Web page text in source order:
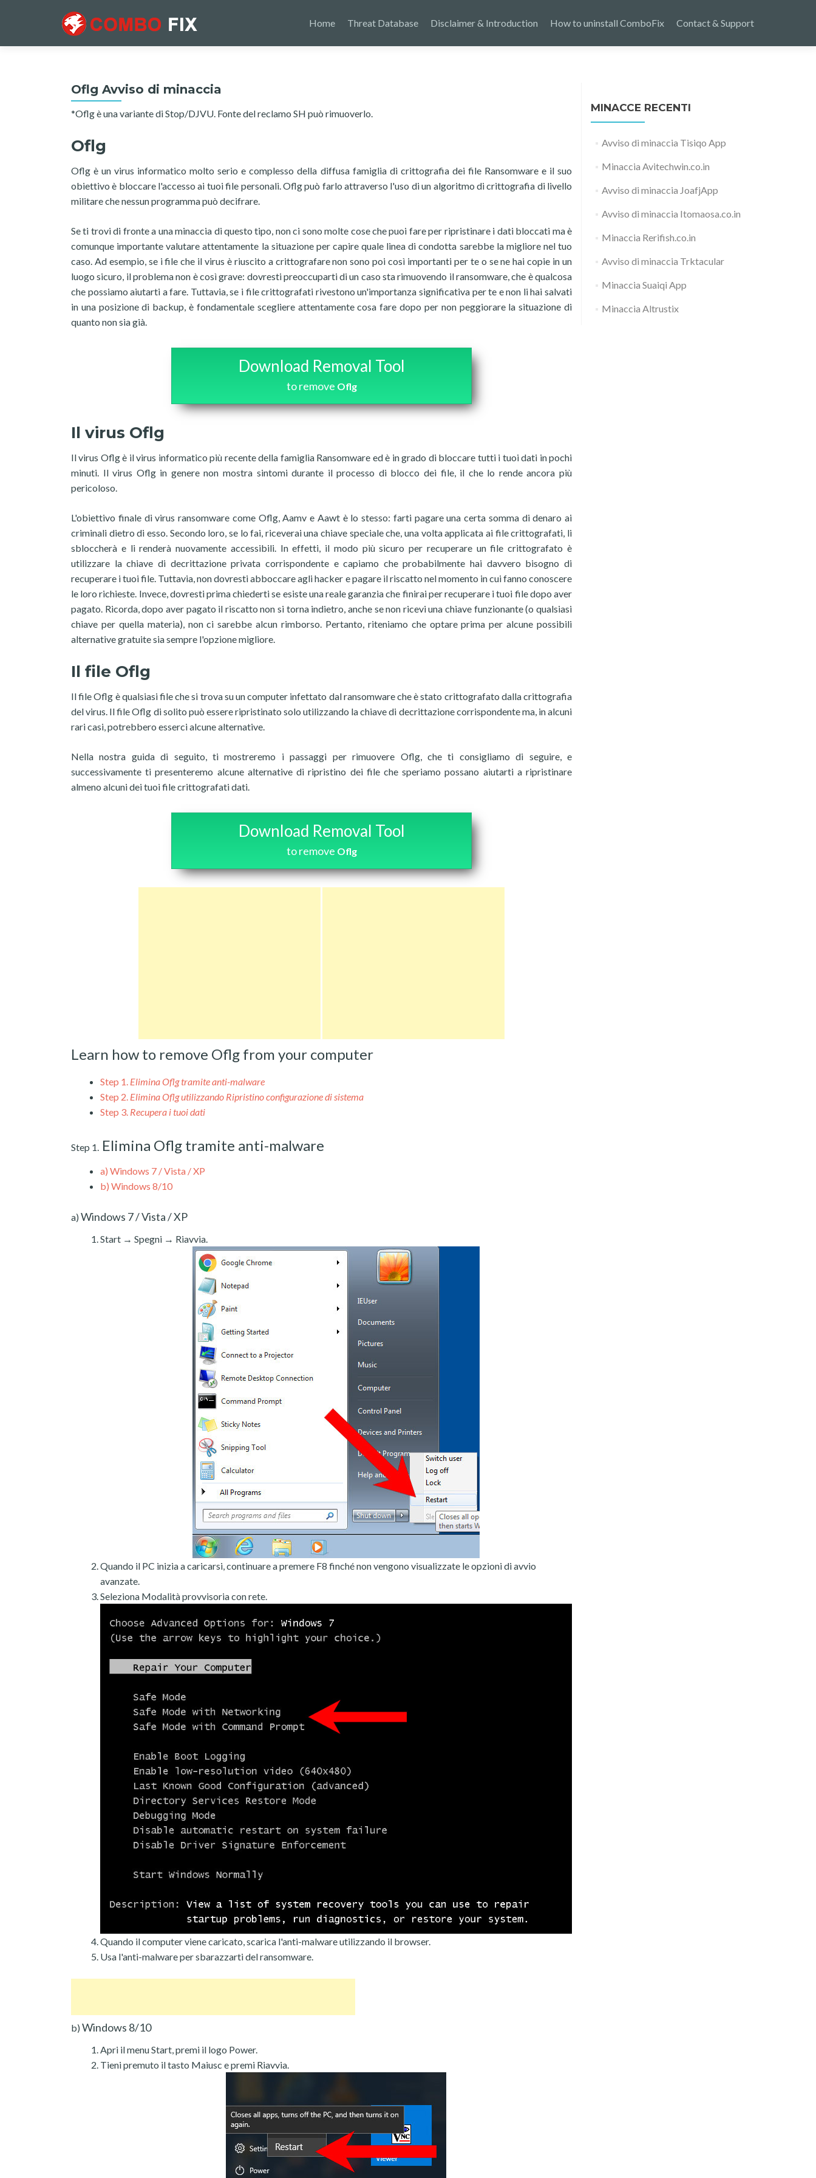
Home Threat Database Disclaimer & Introduction How to uninstall ComboFix Contact & Support
Oflg Avviso di minaccia
*Oflg è una variante di Stop/DJVU. Fonte del reclamo SH può rimuoverlo.
Oflg
Oflg è un virus informatico molto serio e complesso della diffusa famiglia di crittografia dei file Ransomware e il suo
obiettivo è bloccare l'accesso ai tuoi file personali. Oflg può farlo attraverso l'uso di un algoritmo di crittografia di livello
militare che nessun programma può decifrare.
Se ti trovi di fronte a una minaccia di questo tipo, non ci sono molte cose che puoi fare per ripristinare i dati bloccati ma è
comunque importante valutare attentamente la situazione per capire quale linea di condotta sarebbe la migliore nel tuo
caso. Ad esempio, se i file che il virus è riuscito a crittografare non sono poi così importanti per te o se ne hai copie in un
luogo sicuro, il problema non è così grave: dovresti preoccuparti di un caso sta rimuovendo il ransomware, che è qualcosa
che possiamo aiutarti a fare. Tuttavia, se i file crittografati rivestono un'importanza significativa per te e non li hai salvati
in una posizione di backup, è fondamentale scegliere attentamente cosa fare dopo per non peggiorare la situazione di
quanto non sia già.
Download Removal Tool
to remove Oflg
Il virus Oflg
Il virus Oflg è il virus informatico più recente della famiglia Ransomware ed è in grado di bloccare tutti i tuoi dati in pochi
minuti. Il virus Oflg in genere non mostra sintomi durante il processo di blocco dei file, il che lo rende ancora più
pericoloso.
L'obiettivo finale di virus ransomware come Oflg, Aamv e Aawt è lo stesso: farti pagare una certa somma di denaro ai
criminali dietro di esso. Secondo loro, se lo fai, riceverai una chiave speciale che, una volta applicata ai file crittografati, li
sbloccherà e li renderà nuovamente accessibili. In effetti, il modo più sicuro per recuperare un file crittografato è
utilizzare la chiave di decrittazione privata corrispondente e capiamo che probabilmente hai davvero bisogno di
recuperare i tuoi file. Tuttavia, non dovresti abboccare agli hacker e pagare il riscatto nel momento in cui fanno conoscere
le loro richieste. Invece, dovresti prima chiederti se esiste una reale garanzia che finirai per recuperare i tuoi file dopo aver
pagato. Ricorda, dopo aver pagato il riscatto non si torna indietro, anche se non ricevi una chiave funzionante (o qualsiasi
chiave per quella materia), non ci sarebbe alcun rimborso. Pertanto, riteniamo che optare prima per alcune possibili
alternative gratuite sia sempre l'opzione migliore.
Il file Oflg
Il file Oflg è qualsiasi file che si trova su un computer infettato dal ransomware che è stato crittografato dalla crittografia
del virus. Il file Oflg di solito può essere ripristinato solo utilizzando la chiave di decrittazione corrispondente ma, in alcuni
rari casi, potrebbero esserci alcune alternative.
Nella nostra guida di seguito, ti mostreremo i passaggi per rimuovere Oflg, che ti consigliamo di seguire, e
successivamente ti presenteremo alcune alternative di ripristino dei file che speriamo possano aiutarti a ripristinare
almeno alcuni dei tuoi file crittografati dati.
Download Removal Tool
to remove Oflg
Learn how to remove Oflg from your computer
Step 1. Elimina Oflg tramite anti-malware
Step 2. Elimina Oflg utilizzando Ripristino configurazione di sistema
Step 3. Recupera i tuoi dati
Step 1. Elimina Oflg tramite anti-malware
a) Windows 7 / Vista / XP
b) Windows 8/10
a) Windows 7 / Vista / XP
Start → Spegni → Riavvia.
Quando il PC inizia a caricarsi, continuare a premere F8 finché non vengono visualizzate le opzioni di avvio
avanzate.
Seleziona Modalità provvisoria con rete.
Quando il computer viene caricato, scarica l'anti-malware utilizzando il browser.
Usa l'anti-malware per sbarazzarti del ransomware.
b) Windows 8/10
Apri il menu Start, premi il logo Power.
Tieni premuto il tasto Maiusc e premi Riavvia.
MINACCE RECENTI
Avviso di minaccia Tisiqo App
Minaccia Avitechwin.co.in
Avviso di minaccia JoafjApp
Avviso di minaccia Itomaosa.co.in
Minaccia Rerifish.co.in
Avviso di minaccia Trktacular
Minaccia Suaiqi App
Minaccia Altrustix